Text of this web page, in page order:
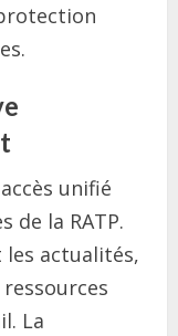
unifié
de la RATP.
actualités,
La